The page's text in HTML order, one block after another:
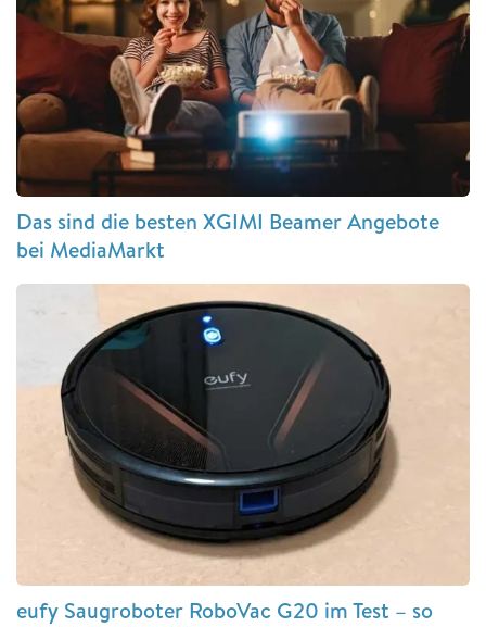
Das sind die besten XGIMI Beamer Angebote
bei MediaMarkt
eufy Saugroboter RoboVac G20 im Test – so